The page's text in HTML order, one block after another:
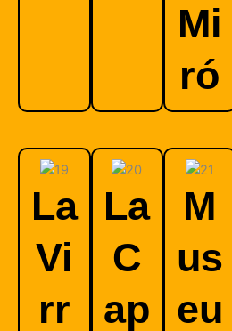
Mi
ró
La
Vi
rr
La
C
ap
M
us
eu